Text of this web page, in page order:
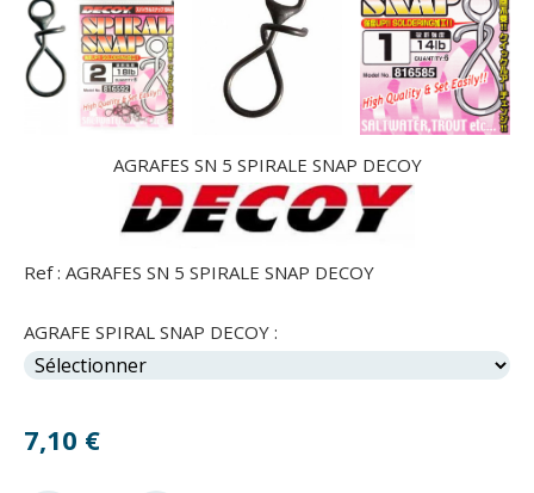
AGRAFES SN 5 SPIRALE SNAP DECOY
Ref : AGRAFES SN 5 SPIRALE SNAP DECOY
AGRAFE SPIRAL SNAP DECOY :
7,10 €